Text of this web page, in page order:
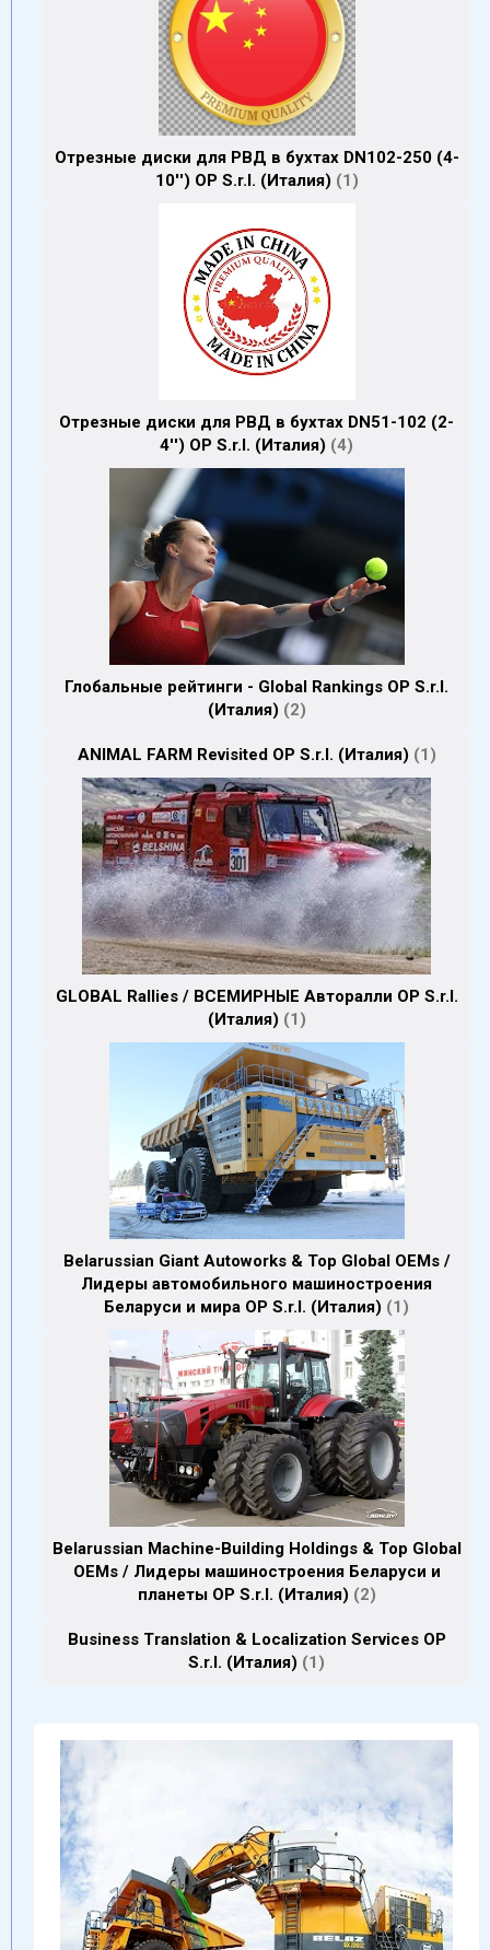
Отрезные диски для РВД в бухтах DN102-250 (4-
10'') OP S.r.l. (Италия)
1
Отрезные диски для РВД в бухтах DN51-102 (2-
4'') OP S.r.l. (Италия)
4
Глобальные рейтинги - Global Rankings OP S.r.l.
(Италия)
2
ANIMAL FARM Revisited OP S.r.l. (Италия) 1
GLOBAL Rallies / ВСЕМИРНЫЕ Авторалли OP S.r.l.
(Италия)
1
Belarussian Giant Autoworks & Top Global OEMs /
Лидеры автомобильного машиностроения
Беларуси и мира OP S.r.l. (Италия)
1
Belarussian Machine-Building Holdings & Top Global
OEMs / Лидеры машиностроения Беларуси и
планеты OP S.r.l. (Италия)
2
Business Translation & Localization Services OP
S.r.l. (Италия)
1